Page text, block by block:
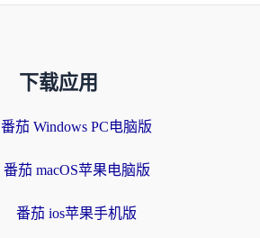
下载应用
番茄 Windows PC电脑版
番茄 macOS苹果电脑版
番茄 ios苹果手机版